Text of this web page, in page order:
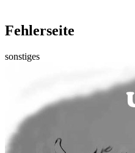
Fehlerseite
sonstiges